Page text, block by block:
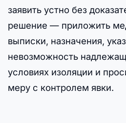
заявить устно без
решение — приложить
выписки, назначения,
невозможность
условиях изоляции и
меру с контролем явки.